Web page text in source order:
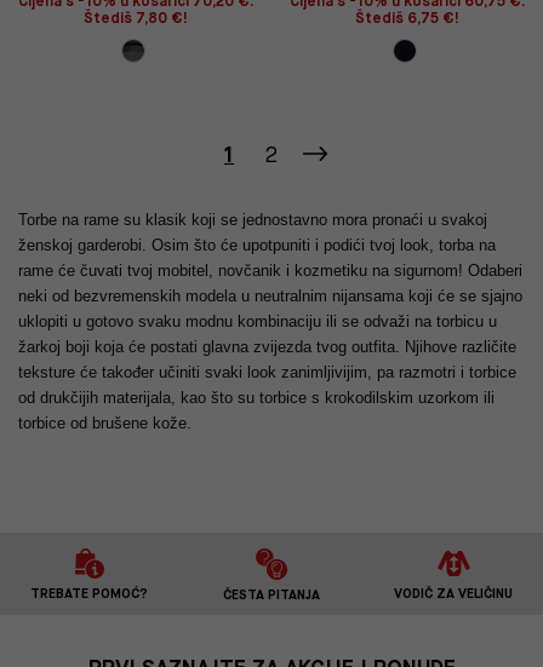
Štediš 7,80 €!
Štediš 6,75 €!
1 2
Torbe na rame su klasik koji se jednostavno mora pronaći u svakoj
ženskoj garderobi. Osim što će upotpuniti i podići tvoj look, torba na
rame će čuvati tvoj mobitel, novčanik i kozmetiku na sigurnom! Odaberi
neki od bezvremenskih modela u neutralnim nijansama koji će se sjajno
uklopiti u gotovo svaku modnu kombinaciju ili se odvaži na torbicu u
žarkoj boji koja će postati glavna zvijezda tvog outfita. Njihove različite
teksture će također učiniti svaki look zanimljivijim, pa razmotri i torbice
od drukčijih materijala, kao što su torbice s krokodilskim uzorkom ili
torbice od brušene kože.
TREBATE POMOĆ? ČESTA PITANJA VODIČ ZA VELIČINU